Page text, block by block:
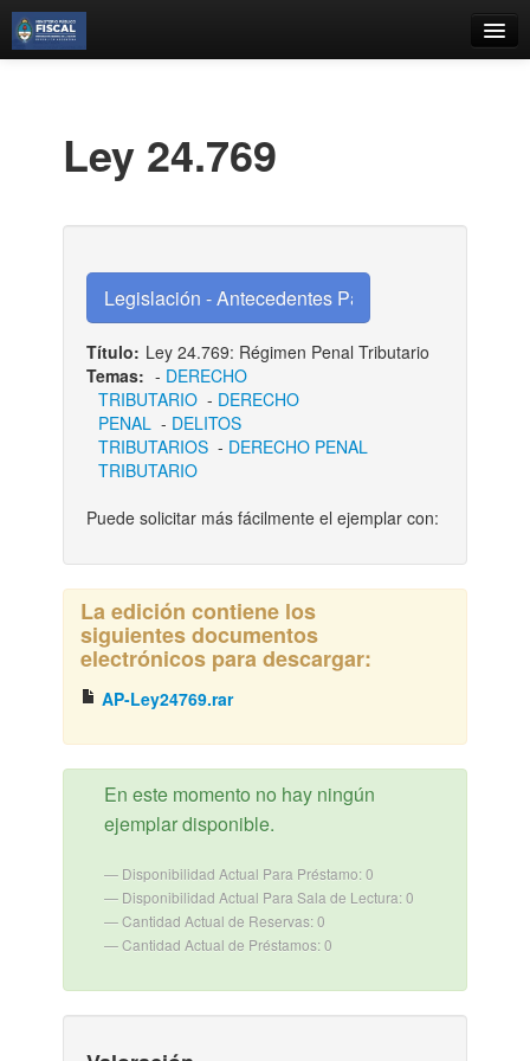
Estantes Virtuales
Iniciar sesión
Ley 24.769
Título: Ley 24.769: Régimen Penal Tributario
Temas: - DERECHO
TRIBUTARIO- DERECHO
PENAL- DELITOS
TRIBUTARIOS- DERECHO PENAL
TRIBUTARIO
Puede solicitar más fácilmente el ejemplar con:
La edición contiene los
siguientes documentos
electrónicos para descargar:
AP-Ley24769.rar
En este momento no hay ningún
ejemplar disponible.
Disponibilidad Actual Para Préstamo: 0
Disponibilidad Actual Para Sala de Lectura: 0
Cantidad Actual de Reservas: 0
Cantidad Actual de Préstamos: 0